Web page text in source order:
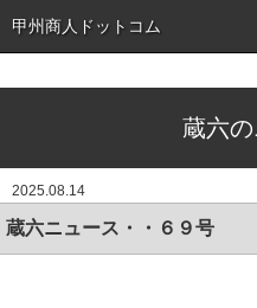
甲州商人ドットコム
売りたい方へFor Sell
蔵六
2025.08.14
蔵六ニュース・・６９号